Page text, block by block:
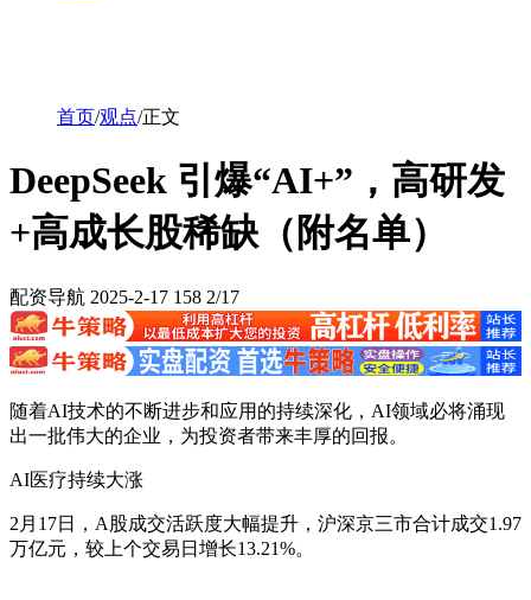
首页/观点/正文
DeepSeek 引爆“AI+”，高研发
+高成长股稀缺（附名单）
配资导航 2025-2-17 158 2/17
随着AI技术的不断进步和应用的持续深化，AI领域必将涌现
出一批伟大的企业，为投资者带来丰厚的回报。
AI医疗持续大涨
2月17日，A股成交活跃度大幅提升，沪深京三市合计成交1.97
万亿元，较上个交易日增长13.21%。